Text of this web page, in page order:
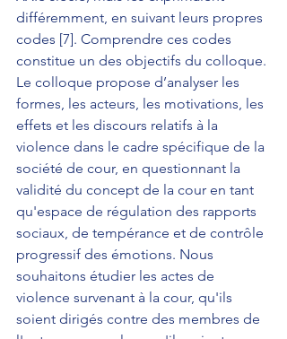
différemment, en suivant leurs propres
codes [7]. Comprendre ces codes
constitue un des objectifs du colloque.
Le colloque propose d’analyser les
formes, les acteurs, les motivations, les
effets et les discours relatifs à la
violence dans le cadre spécifique de la
société de cour, en questionnant la
validité du concept de la cour en tant
qu'espace de régulation des rapports
sociaux, de tempérance et de contrôle
progressif des émotions. Nous
souhaitons étudier les actes de
violence survenant à la cour, qu'ils
soient dirigés contre des membres de